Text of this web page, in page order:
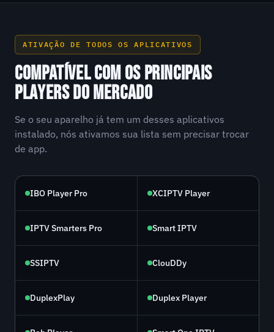
ATIVAÇÃO DE TODOS OS APLICATIVOS
COMPATÍVEL COM OS PRINCIPAIS
PLAYERS DO MERCADO
Se o seu aparelho já tem um desses aplicativos
instalado, nós ativamos sua lista sem precisar trocar
de app.
IBO Player Pro XCIPTV Player
IPTV Smarters Pro Smart IPTV
SSIPTV ClouDDy
DuplexPlay Duplex Player